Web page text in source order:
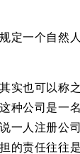
定一个自然
实也可以称
种公司是一
一人注册公
的责任往往